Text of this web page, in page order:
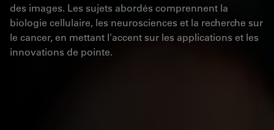
des images. Les sujets abordés comprennent la
biologie cellulaire, les neurosciences et la recherche sur
le cancer, en mettant l'accent sur les applications et les
innovations de pointe.